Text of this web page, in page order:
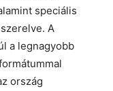
speciális
A
a legnagyobb
ország